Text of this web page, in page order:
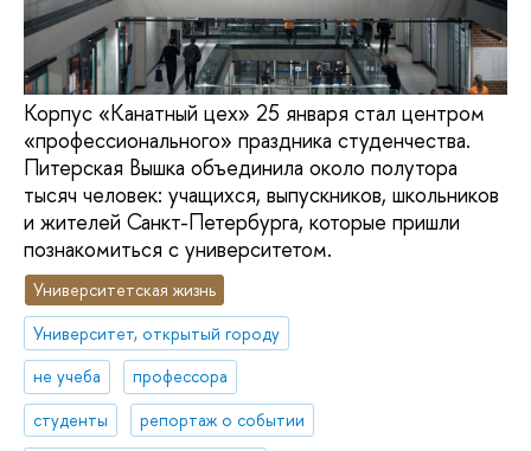
Корпус «Канатный цех» 25 января стал центром
«профессионального» праздника студенчества.
Питерская Вышка объединила около полутора
тысяч человек: учащихся, выпускников, школьников
и жителей Санкт-Петербурга, которые пришли
познакомиться с университетом.
Университетская жизнь
Университет, открытый городу
не учеба
профессора
студенты
репортаж о событии